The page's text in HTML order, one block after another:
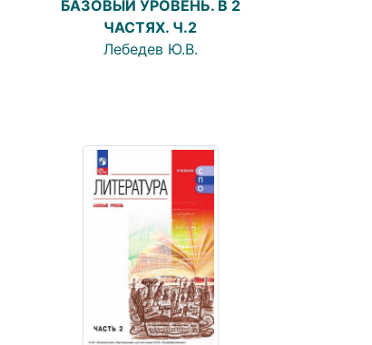
БАЗОВЫЙ УРОВЕНЬ. В 2
ЧАСТЯХ. Ч.2
Лебедев Ю.В.